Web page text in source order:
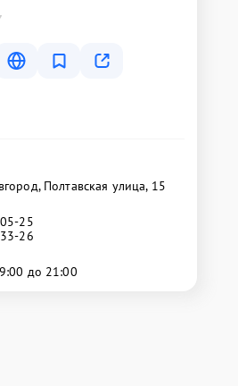
Полтавская улица, 15
25
26
до 21:00